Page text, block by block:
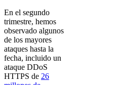
En el segundo
trimestre, hemos
observado algunos
de los mayores
ataques hasta la
fecha, incluido un
ataque DDoS
HTTPS de 26